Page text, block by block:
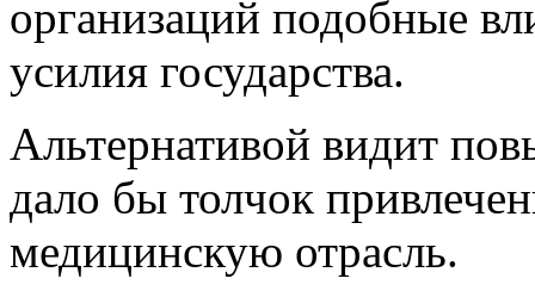
организаций подобные
усилия государства.
Альтернативой видит
дало бы толчок
медицинскую отрасль.